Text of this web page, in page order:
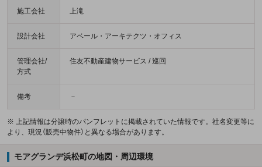
施工会社 上滝
設計会社 アベール・アーキテクツ・オフィス
管理会社/
方式
住友不動産建物サービス / 巡回
備考 －
※ 上記情報は分譲時のパンフレットに掲載されていた情報です。社名変更等に
より、現況（販売中物件）と異なる場合があります。
モアグランデ浜松町の地図・周辺環境